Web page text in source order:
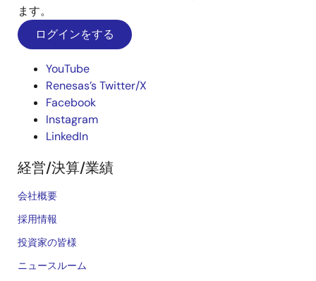
ます。
ログインをする
YouTube
Renesas’s Twitter/X
Facebook
Instagram
LinkedIn
経営/決算/業績
会社概要
採用情報
投資家の皆様
ニュースルーム